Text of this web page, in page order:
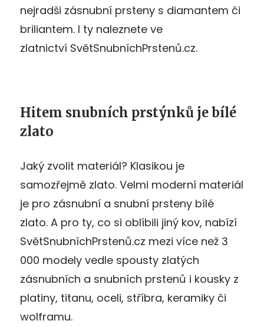
nejradši zásnubní prsteny s diamantem či
briliantem. I ty naleznete ve
zlatnictví SvětSnubníchPrstenů.cz.
Hitem snubních prstýnků je bílé
zlato
Jaký zvolit materiál? Klasikou je
samozřejmě zlato. Velmi moderní materiál
je pro zásnubní a snubní prsteny bílé
zlato. A pro ty, co si oblíbili jiný kov, nabízí
SvětSnubníchPrstenů.cz mezi více než 3
000 modely vedle spousty zlatých
zásnubních a snubních prstenů i kousky z
platiny, titanu, oceli, stříbra, keramiky či
wolframu.